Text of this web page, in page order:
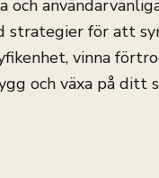
och
för att
vinna
och växa på ditt